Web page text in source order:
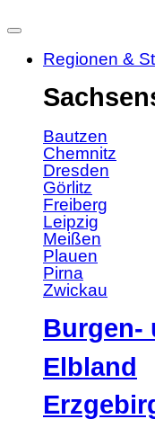
Regionen &
Bautzen
Chemnitz
Dresden
Görlitz
Freiberg
Leipzig
Meißen
Plauen
Pirna
Zwickau
Burgen-
Elbland